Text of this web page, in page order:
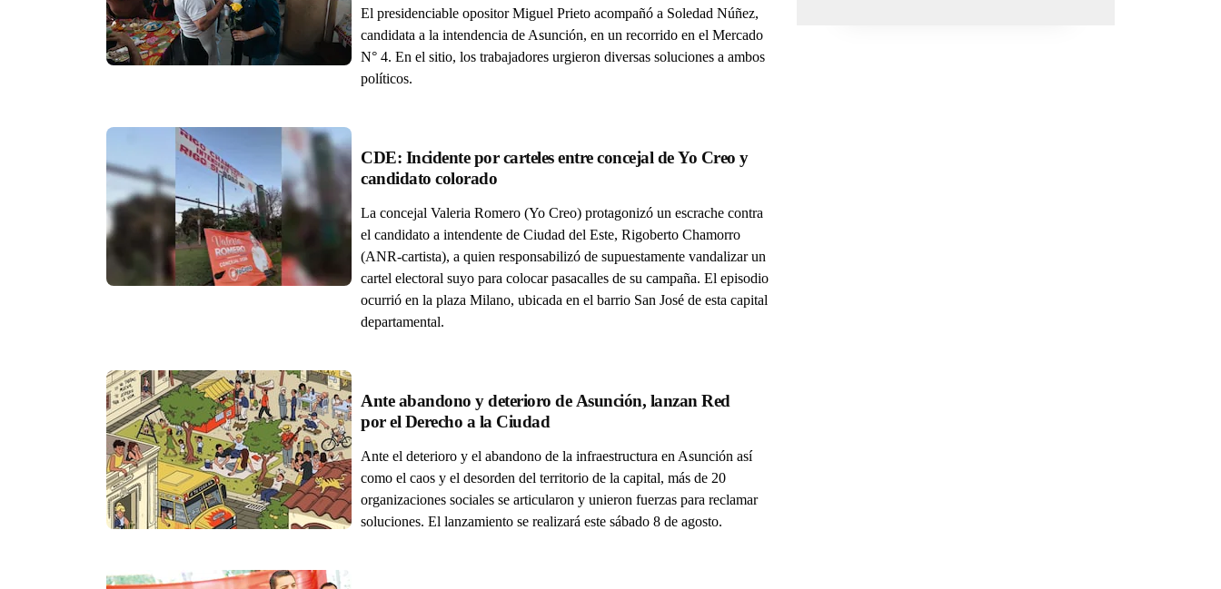
El presidenciable opositor Miguel Prieto acompañó a Soledad Núñez,
candidata a la intendencia de Asunción, en un recorrido en el Mercado
N° 4. En el sitio, los trabajadores urgieron diversas soluciones a ambos
políticos.
CDE: Incidente por carteles entre concejal de Yo Creo y
La concejal Valeria Romero (Yo Creo) protagonizó un escrache contra
el candidato a intendente de Ciudad del Este, Rigoberto Chamorro
(ANR-cartista), a quien responsabilizó de supuestamente vandalizar un
cartel electoral suyo para colocar pasacalles de su campaña. El episodio
ocurrió en la plaza Milano, ubicada en el barrio San José de esta capital
departamental.
Ante abandono y deterioro de Asunción, lanzan Red
Ante el deterioro y el abandono de la infraestructura en Asunción así
como el caos y el desorden del territorio de la capital, más de 20
organizaciones sociales se articularon y unieron fuerzas para reclamar
soluciones. El lanzamiento se realizará este sábado 8 de agosto.